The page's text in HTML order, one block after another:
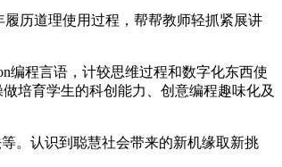
历道理使用过程，帮帮教师轻抓紧展讲
程言语，计较思维过程和数字化东西使
培育学生的科创能力、创意编程趣味化及
。认识到聪慧社会带来的新机缘取新挑